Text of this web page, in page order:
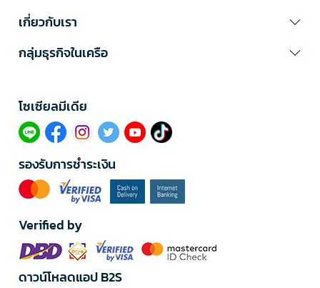
เกี่ยวกับเรา
กลุ่มธุรกิจในเครือ
โซเซียลมีเดีย​
รองรับการชำระเงิน
Verified by
ดาวน์โหลดแอป B2S